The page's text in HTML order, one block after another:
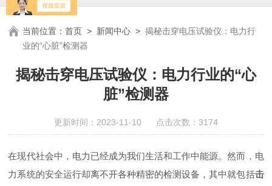
当前位置：首页 > 新闻中心 >揭秘击穿电压试验仪：电力行
业的“心脏”检测器
揭秘击穿电压试验仪：电力行业的“心
脏”检测器
更新时间：2023-11-10 点击次数：3174
在现代社会中，电力已经成为我们生活和工作中能源。然而，电
力系统的安全运行却离不开各种精密的检测设备，其中就包括击